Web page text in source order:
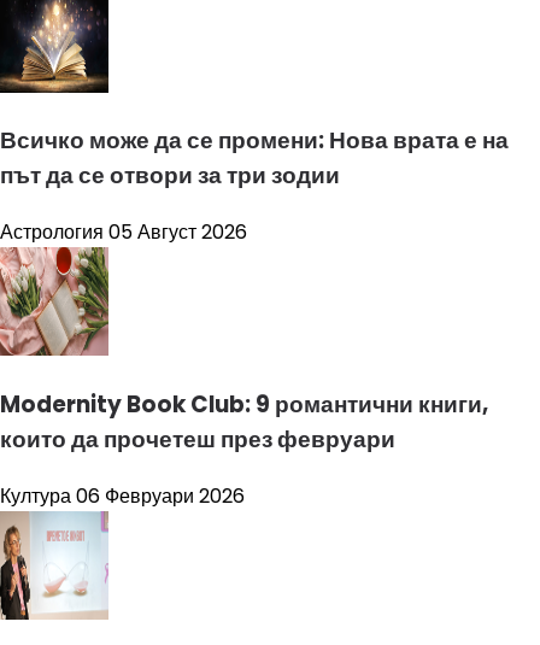
Всичко може да се промени: Нова врата е на
път да се отвори за три зодии
Астрология 05 Август 2026
Modernity Book Club: 9 романтични книги,
които да прочетеш през февруари
Култура06 Февруари 2026